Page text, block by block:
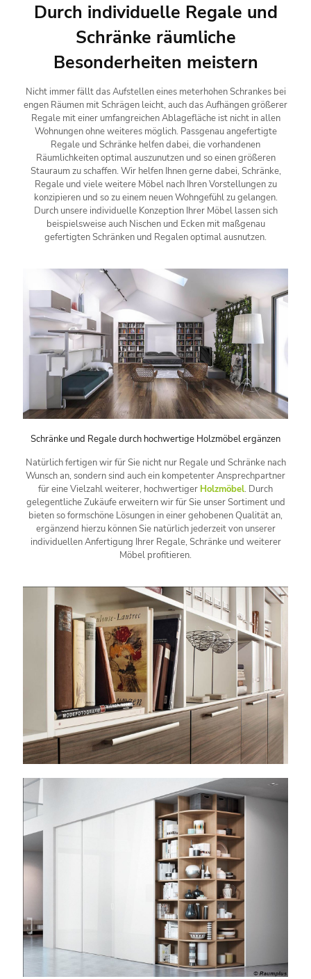
Durch individuelle Regale und
Schränke räumliche
Besonderheiten meistern
Nicht immer fällt das Aufstellen eines meterhohen Schrankes bei
engen Räumen mit Schrägen leicht, auch das Aufhängen größerer
Regale mit einer umfangreichen Ablagefläche ist nicht in allen
Wohnungen ohne weiteres möglich. Passgenau angefertigte
Regale und Schränke helfen dabei, die vorhandenen
Räumlichkeiten optimal auszunutzen und so einen größeren
Stauraum zu schaffen. Wir helfen Ihnen gerne dabei, Schränke,
Regale und viele weitere Möbel nach Ihren Vorstellungen zu
konzipieren und so zu einem neuen Wohngefühl zu gelangen.
Durch unsere individuelle Konzeption Ihrer Möbel lassen sich
beispielsweise auch Nischen und Ecken mit maßgenau
gefertigten Schränken und Regalen optimal ausnutzen.
Schränke und Regale durch hochwertige Holzmöbel ergänzen
Natürlich fertigen wir für Sie nicht nur Regale und Schränke nach
Wunsch an, sondern sind auch ein kompetenter Ansprechpartner
für eine Vielzahl weiterer, hochwertiger Holzmöbel. Durch
gelegentliche Zukäufe erweitern wir für Sie unser Sortiment und
bieten so formschöne Lösungen in einer gehobenen Qualität an,
ergänzend hierzu können Sie natürlich jederzeit von unserer
individuellen Anfertigung Ihrer Regale, Schränke und weiterer
Möbel profitieren.